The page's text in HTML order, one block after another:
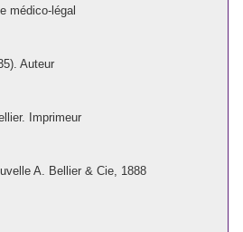
médico-légal
Auteur
Imprimeur
A. Bellier & Cie, 1888